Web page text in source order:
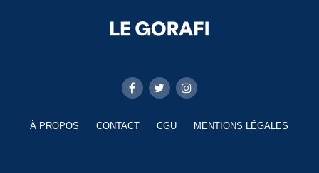
À PROPOS CONTACT CGU MENTIONS LÉGALES